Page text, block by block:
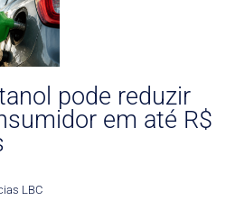
pode reduzir
em até R$
LBC